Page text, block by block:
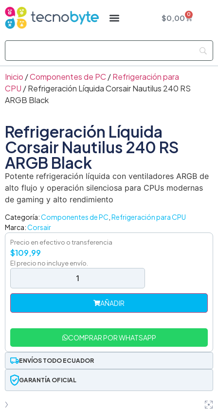
$0,00 0
Inicio /Componentes de PC /Refrigeración para
CPU / Refrigeración Líquida Corsair Nautilus 240 RS
ARGB Black
Refrigeración Líquida
Corsair Nautilus 240 RS
ARGB Black
Potente refrigeración líquida con ventiladores ARGB de
alto flujo y operación silenciosa para CPUs modernas
de gaming y alto rendimiento
Categoría:Componentes de PC Refrigeración para CPU
Marca:Corsair
Precio en efectivo o transferencia
$109,99
El precio no incluye envío.
AÑADIR
COMPRAR POR WHATSAPP
ENVÍOS TODO ECUADOR
GARANTÍA OFICIAL